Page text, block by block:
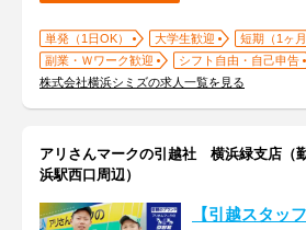
単発（1日OK） 大学生歓迎
短期（1ヶ
副業・Ｗワーク歓迎
シフト自由・自己申告
株式会社横浜シミズの求人一覧を見る
アリさんマークの引越社 横浜緑支店（
浜駅西口周辺）
【引越スタッ